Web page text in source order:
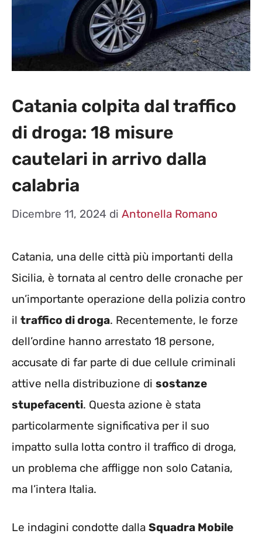
Catania colpita dal traffico
di droga: 18 misure
cautelari in arrivo dalla
calabria
Dicembre 11, 2024 di Antonella Romano
Catania, una delle città più importanti della
Sicilia, è tornata al centro delle cronache per
un’importante operazione della polizia contro
il traffico di droga. Recentemente, le forze
dell’ordine hanno arrestato 18 persone,
accusate di far parte di due cellule criminali
attive nella distribuzione di sostanze
stupefacenti. Questa azione è stata
particolarmente significativa per il suo
impatto sulla lotta contro il traffico di droga,
un problema che affligge non solo Catania,
ma l’intera Italia.
Le indagini condotte dalla Squadra Mobile